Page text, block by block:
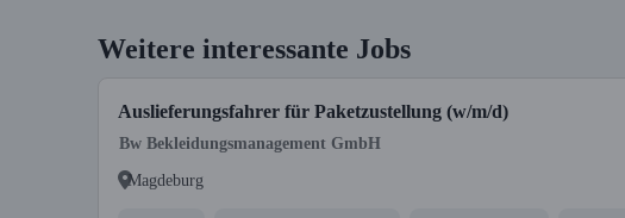
Weitere interessante Jobs
Auslieferungsfahrer für Paketzustellung (w/m/d)
Bw Bekleidungsmanagement GmbH
Magdeburg